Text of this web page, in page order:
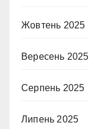
Жовтень 2025
Вересень 2025
Серпень 2025
Липень 2025